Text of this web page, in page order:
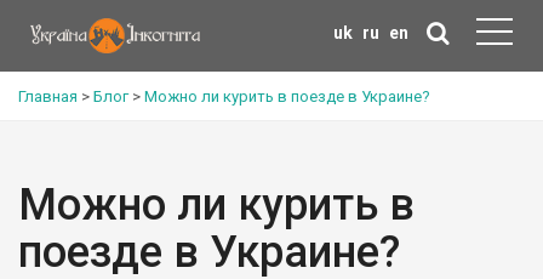
uk ru en
Главная > Блог> Можно ли курить в поезде в Украине?
Можно ли курить в
поезде в Украине?